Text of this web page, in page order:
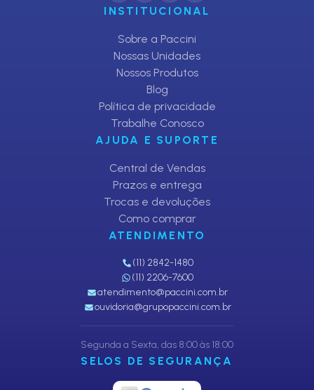
INSTITUCIONAL
Sobre a Paccini
Nossas Unidades
Nossos Produtos
Blog
Política de privacidade
Trabalhe Conosco
AJUDA E SUPORTE
Central de Vendas
Prazos e entrega
Trocas e devoluções
Como comprar
ATENDIMENTO
(11) 2842-1480
(11) 2206-7600
atendimento@paccini.com.br
ouvidoria@grupopaccini.com.br
Segunda a Sexta, das 8:00 às 18:00
SELOS DE SEGURANÇA